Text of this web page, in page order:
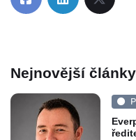
Nejnovější články